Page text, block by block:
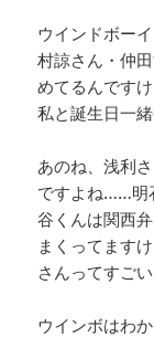
ウインドボー
村諒さん・仲
めてるんです
私と誕生日一緒
あのね、浅利
ですよね……明
谷くんは関西
まくってます
さんってすご
ウインボはわ